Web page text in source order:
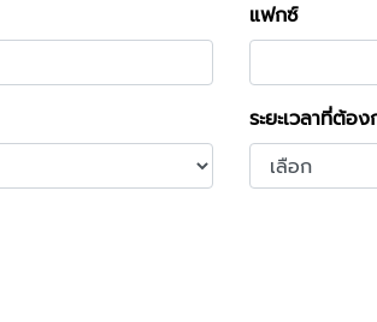
แฟกซ์
ระยะเวลาที่ต้อ